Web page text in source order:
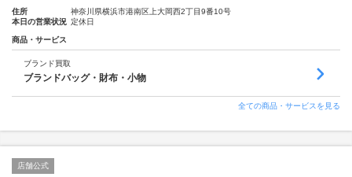
住所
神奈川県横浜市港南区上大岡西2丁目9番10号
本日の営業状況 定休日
商品・サービス
ブランド買取
ブランドバッグ・財布・小物
全ての商品・サービスを見る
店舗公式